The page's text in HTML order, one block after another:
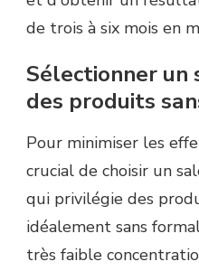
de trois à six mois en
Sélectionner
des produits
Pour minimiser les
crucial de choisir un
qui privilégie des
idéalement sans
très faible